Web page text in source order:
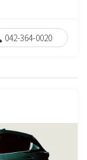
042-364-0020